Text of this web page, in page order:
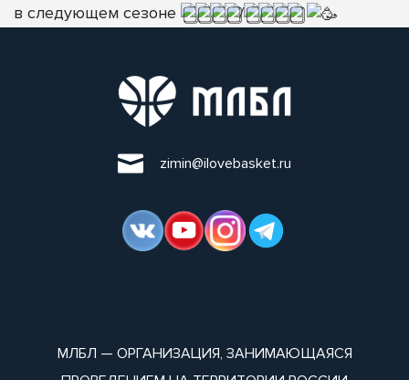
в следующем сезоне
/
zimin@ilovebasket.ru
МЛБЛ — ОРГАНИЗАЦИЯ, ЗАНИМАЮЩАЯСЯ